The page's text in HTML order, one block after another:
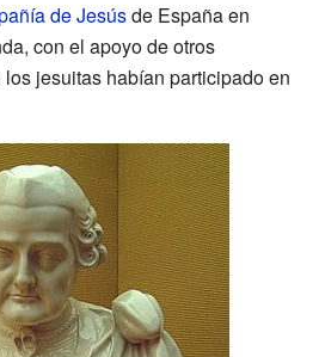
de Jesúsde España en
con el apoyo de otros
jesuitas habían participado en